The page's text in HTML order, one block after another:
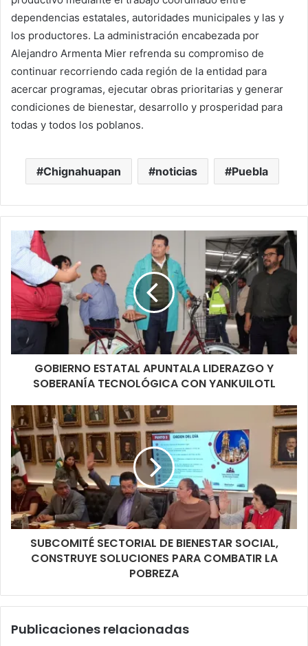
dependencias estatales, autoridades municipales y las y
los productores. La administración encabezada por
Alejandro Armenta Mier refrenda su compromiso de
continuar recorriendo cada región de la entidad para
acercar programas, ejecutar obras prioritarias y generar
condiciones de bienestar, desarrollo y prosperidad para
todas y todos los poblanos.
Chignahuapan noticias Puebla
GOBIERNO ESTATAL APUNTALA LIDERAZGO Y
SOBERANÍA TECNOLÓGICA CON YANKUILOTL
SUBCOMITÉ SECTORIAL DE BIENESTAR SOCIAL,
CONSTRUYE SOLUCIONES PARA COMBATIR LA
POBREZA
Publicaciones relacionadas